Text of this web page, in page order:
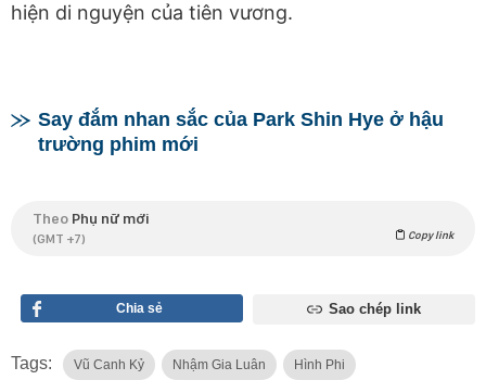
hiện di nguyện của tiên vương.
Say đắm nhan sắc của Park Shin Hye ở hậu
trường phim mới
Theo Phụ nữ mới
(GMT +7) Copy link
Chia sẻ Sao chép link
Tags: Vũ Canh Kỷ Nhậm Gia Luân Hình Phi